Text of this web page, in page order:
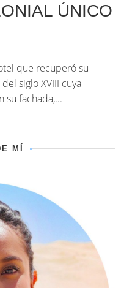
ÚNICO
que recuperó su
siglo XVIII cuya
su fachada,...
MÍ